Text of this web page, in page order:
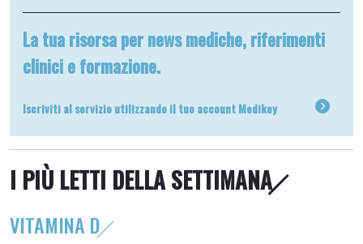
La tua risorsa per news mediche, riferimenti
clinici e formazione.
Iscriviti al servizio utilizzando il tuo account Medikey
I PIÙ LETTI DELLA SETTIMANA
VITAMINA D